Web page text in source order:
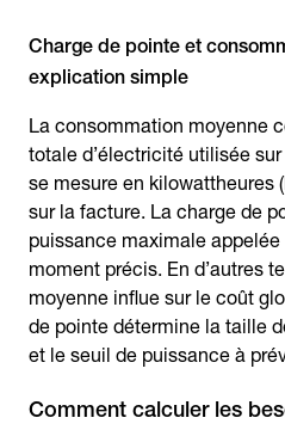
Charge de pointe et
explication simple
La consommation moyenne
totale d’électricité utilisée
se mesure en kilowattheures
sur la facture. La charge de
puissance maximale
moment précis. En d’autres
moyenne influe sur le coût
de pointe détermine la taille
et le seuil de puissance à
Comment calculer les